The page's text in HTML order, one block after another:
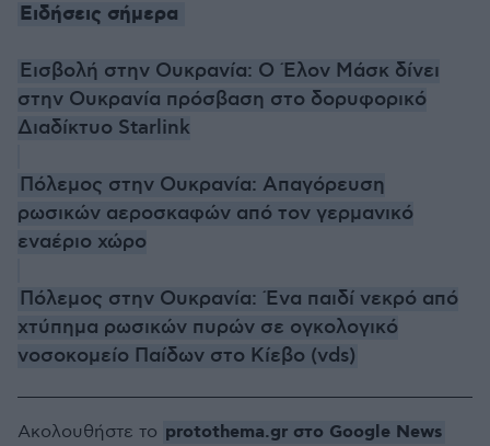
Ειδήσεις σήμερα
Εισβολή στην Ουκρανία: Ο Έλον Μάσκ δίνει
στην Ουκρανία πρόσβαση στο δορυφορικό
Διαδίκτυο Starlink
Πόλεμος στην Ουκρανία: Απαγόρευση
ρωσικών αεροσκαφών από τον γερμανικό
εναέριο χώρο
Πόλεμος στην Ουκρανία: Ένα παιδί νεκρό από
χτύπημα ρωσικών πυρών σε ογκολογικό
νοσοκομείο Παίδων στο Κίεβο (vds)
Ακολουθήστε το protothema.gr στο Google News